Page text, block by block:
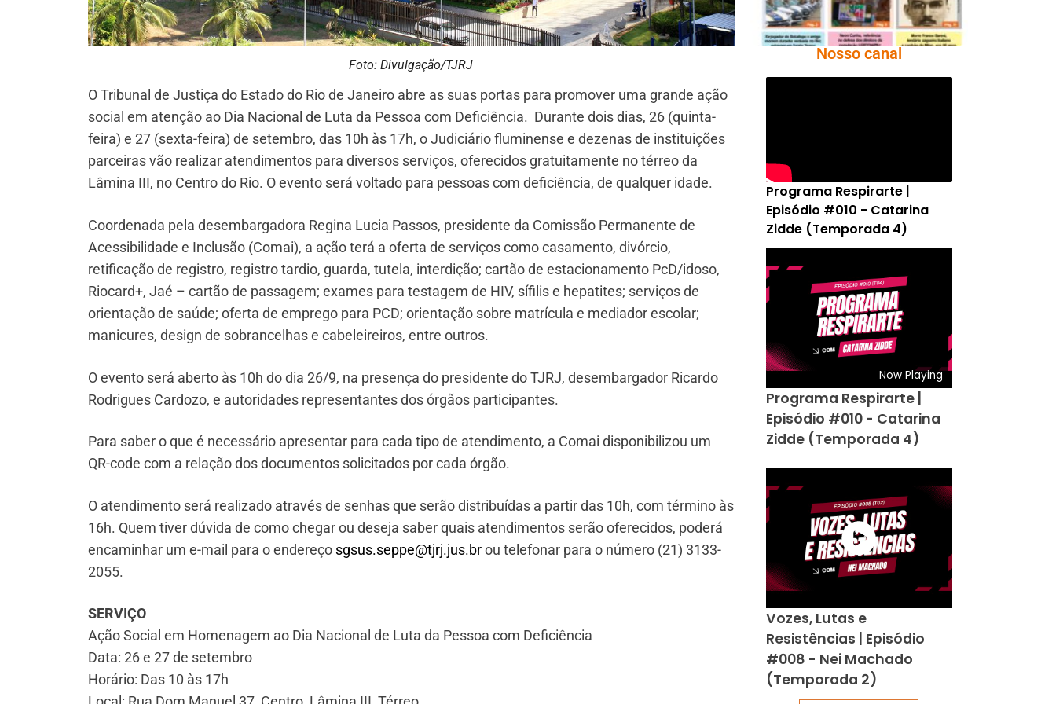
Foto: Divulgação/TJRJ
O Tribunal de Justiça do Estado do Rio de Janeiro abre as suas portas para promover uma grande ação
social em atenção ao Dia Nacional de Luta da Pessoa com Deficiência. Durante dois dias, 26 (quinta-
feira) e 27 (sexta-feira) de setembro, das 10h às 17h, o Judiciário fluminense e dezenas de instituições
parceiras vão realizar atendimentos para diversos serviços, oferecidos gratuitamente no térreo da
Lâmina III, no Centro do Rio. O evento será voltado para pessoas com deficiência, de qualquer idade.
Coordenada pela desembargadora Regina Lucia Passos, presidente da Comissão Permanente de
Acessibilidade e Inclusão (Comai), a ação terá a oferta de serviços como casamento, divórcio,
retificação de registro, registro tardio, guarda, tutela, interdição; cartão de estacionamento PcD/idoso,
Riocard+, Jaé – cartão de passagem; exames para testagem de HIV, sífilis e hepatites; serviços de
orientação de saúde; oferta de emprego para PCD; orientação sobre matrícula e mediador escolar;
manicures, design de sobrancelhas e cabeleireiros, entre outros.
O evento será aberto às 10h do dia 26/9, na presença do presidente do TJRJ, desembargador Ricardo
Rodrigues Cardozo, e autoridades representantes dos órgãos participantes.
Para saber o que é necessário apresentar para cada tipo de atendimento, a Comai disponibilizou um
QR-code com a relação dos documentos solicitados por cada órgão.
O atendimento será realizado através de senhas que serão distribuídas a partir das 10h, com término às
16h. Quem tiver dúvida de como chegar ou deseja saber quais atendimentos serão oferecidos, poderá
encaminhar um e-mail para o endereço sgsus.seppe@tjrj.jus.brou telefonar para o número (21) 3133-
2055.
SERVIÇO
Ação Social em Homenagem ao Dia Nacional de Luta da Pessoa com Deficiência
Data: 26 e 27 de setembro
Horário: Das 10 às 17h
Nosso canal
Programa Respirarte |
Episódio #010 - Catarina
Zidde (Temporada 4)
Now Playing
Programa Respirarte |
Episódio #010 - Catarina
Zidde (Temporada 4)
Vozes, Lutas e
Resistências | Episódio
#008 - Nei Machado
(Temporada 2)